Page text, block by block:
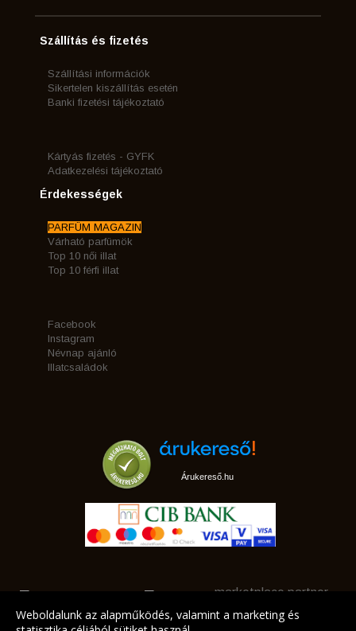
Szállítás és fizetés
Szállítási információk
Sikertelen kiszállítás esetén
Banki fizetési tájékoztató
Kártyás fizetés - GYFK
Adatkezelési tájékoztató
Érdekességek
PARFÜM MAGAZIN
Várható parfümök
Top 10 női illat
Top 10 férfi illat
Facebook
Instagram
Névnap ajánló
Illatcsaládok
Árukereső.hu
marketplace partner
Weboldalunk az alapműködés, valamint a marketing és